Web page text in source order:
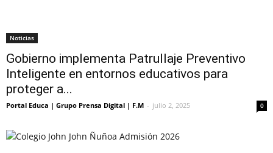
Noticias
Gobierno implementa Patrullaje Preventivo
Inteligente en entornos educativos para
proteger a...
Portal Educa | Grupo Prensa Digital | F.M - julio 2, 2025 0